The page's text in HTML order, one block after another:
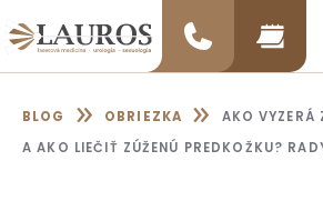
na
obsah
BLOG » OBRIEZKA »
AKO VYZERÁ
A AKO LIEČIŤ ZÚŽENÚ PREDKOŽKU?